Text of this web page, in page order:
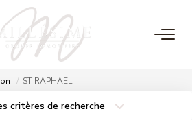
Nos Offres
ST RAPHAEL
critères de recherche